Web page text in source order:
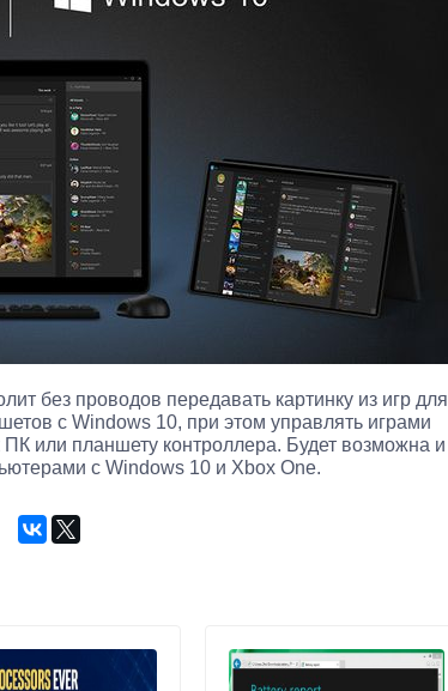
без проводов передавать картинку из игр для
с Windows 10, при этом управлять играми
или планшету контроллера. Будет возможна и
с Windows 10 и Xbox One.